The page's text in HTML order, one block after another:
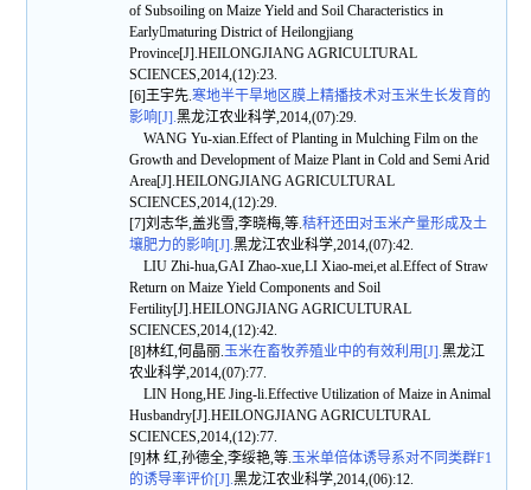
of Subsoiling on Maize Yield and Soil Characteristics in
Earlymaturing District of Heilongjiang
Province[J].HEILONGJIANG AGRICULTURAL
SCIENCES,2014,(12):23.
[6]王宇先.寒地半干旱地区膜上精播技术对玉米生长发育的
影响[J].黑龙江农业科学,2014,(07):29.
WANG Yu-xian.Effect of Planting in Mulching Film on the
Growth and Development of Maize Plant in Cold and Semi Arid
Area[J].HEILONGJIANG AGRICULTURAL
SCIENCES,2014,(12):29.
[7]刘志华,盖兆雪,李晓梅,等.秸秆还田对玉米产量形成及土
壤肥力的影响[J].黑龙江农业科学,2014,(07):42.
LIU Zhi-hua,GAI Zhao-xue,LI Xiao-mei,et al.Effect of Straw
Return on Maize Yield Components and Soil
Fertility[J].HEILONGJIANG AGRICULTURAL
SCIENCES,2014,(12):42.
[8]林红,何晶丽.玉米在畜牧养殖业中的有效利用[J].黑龙江
农业科学,2014,(07):77.
LIN Hong,HE Jing-li.Effective Utilization of Maize in Animal
Husbandry[J].HEILONGJIANG AGRICULTURAL
SCIENCES,2014,(12):77.
[9]林 红,孙德全,李绥艳,等.玉米单倍体诱导系对不同类群F1
的诱导率评价[J].黑龙江农业科学,2014,(06):12.